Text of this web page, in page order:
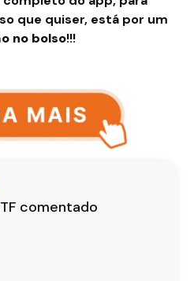
que quiser, está por um
no bolso!!!
comentado